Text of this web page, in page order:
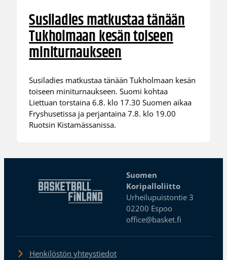
Susiladies matkustaa tänään
Tukholmaan kesän toiseen
miniturnaukseen
Susiladies matkustaa tänään Tukholmaan kesän
toiseen miniturnaukseen. Suomi kohtaa
Liettuan torstaina 6.8. klo 17.30 Suomen aikaa
Fryshusetissa ja perjantaina 7.8. klo 19.00
Ruotsin Kistamässanissa.
Suomen
Koripalloliitto
Urheilupuistontie 3
02200 Espoo
office@basket.fi
Henkilöstön yhteystiedot